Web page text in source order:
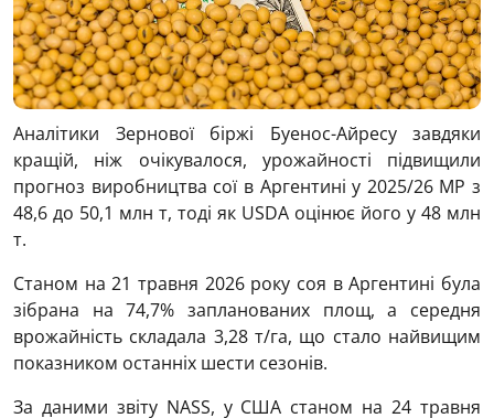
Аналітики Зернової біржі Буенос-Айресу завдяки
кращій, ніж очікувалося, урожайності підвищили
прогноз виробництва сої в Аргентині у 2025/26 МР з
48,6 до 50,1 млн т, тоді як USDA оцінює його у 48 млн
т.
Станом на 21 травня 2026 року соя в Аргентині була
зібрана на 74,7% запланованих площ, а середня
врожайність складала 3,28 т/га, що стало найвищим
показником останніх шести сезонів.
За даними звіту NASS, у США станом на 24 травня